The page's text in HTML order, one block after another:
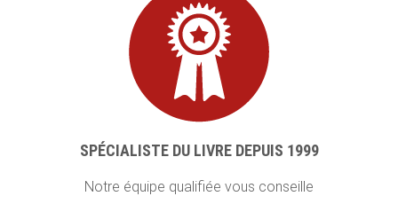
SPÉCIALISTE DU LIVRE DEPUIS 1999
Notre équipe qualifiée vous conseille